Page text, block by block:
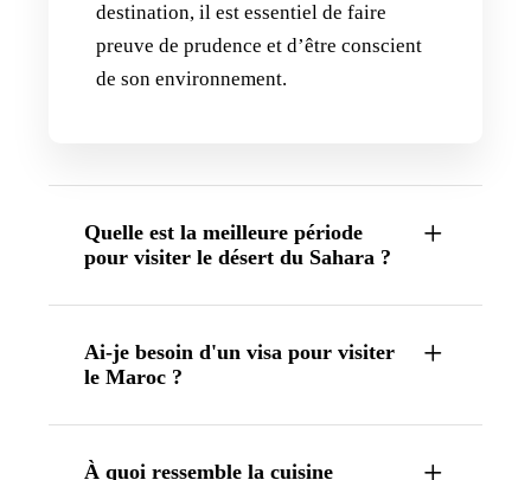
destination, il est essentiel de faire
preuve de prudence et d’être conscient
de son environnement.
Quelle est la meilleure période
pour visiter le désert du Sahara ?
Ai-je besoin d'un visa pour visiter
le Maroc ?
À quoi ressemble la cuisine